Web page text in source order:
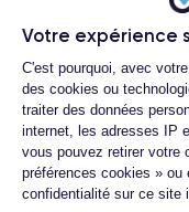
Votre expérience
Plateforme
C'est pourquoi, avec
des cookies ou
traiter des données
internet, les adresses IP
vous pouvez retirer votre
préférences cookies » ou
confidentialité sur ce site
nos locaux un
vérification, test et
premiers à intervenir
reconditionnons
intermédiaire. C’est
téléphone en toute
accompagné d’une
vente en contact